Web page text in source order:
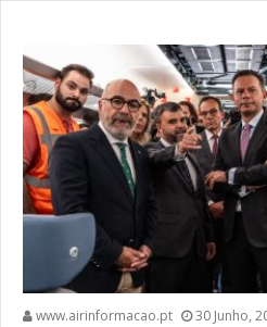
www.airinformacao.pt 30 Junho,